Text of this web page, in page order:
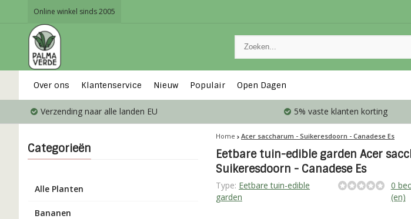
Online winkel sinds 2005
Over ons Klantenservice Nieuw Populair Open Dagen
Verzending naar alle landen EU 5% vaste klanten korting
Categorieën
Alle Planten
Bananen
Home Acer saccharum - Suikeresdoorn - Canadese Es
Eetbare tuin-edible garden Acer
Suikeresdoorn - Canadese Es
Type: Eetbare tuin-edible
garden
0
(en)